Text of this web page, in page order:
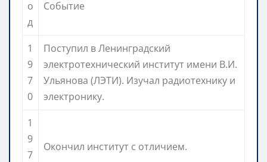
о
д
Событие
1
9
7
0
Поступил в Ленинградский
электротехнический институт имени В.И.
Ульянова (ЛЭТИ). Изучал радиотехнику и
электронику.
1
9
7
Окончил институт с отличием.